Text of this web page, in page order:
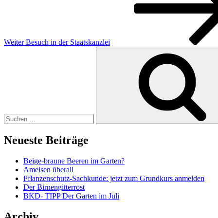
Weiter Besuch in der Staatskanzlei
Neueste Beiträge
Beige-braune Beeren im Garten?
Ameisen überall
Pflanzenschutz-Sachkunde: jetzt zum Grundkurs anmelden
Der Birnengitterrost
BKD- TIPP Der Garten im Juli